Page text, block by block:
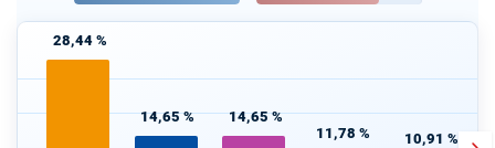
28,44 %
14,65 % 14,65 %
11,78 % 10,91 %